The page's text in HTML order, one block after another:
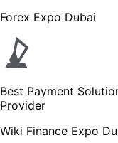
Forex Expo Dubai
Best Payment
Provider
Wiki Finance Expo